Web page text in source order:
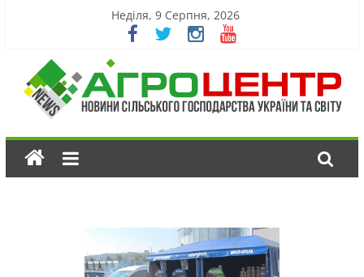
Неділя, 9 Серпня, 2026